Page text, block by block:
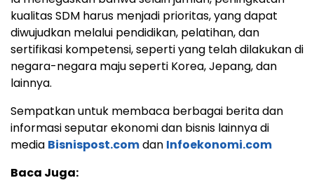
kualitas SDM harus menjadi prioritas, yang dapat
diwujudkan melalui pendidikan, pelatihan, dan
sertifikasi kompetensi, seperti yang telah dilakukan di
negara-negara maju seperti Korea, Jepang, dan
lainnya.
Sempatkan untuk membaca berbagai berita dan
informasi seputar ekonomi dan bisnis lainnya di
media Bisnispost.comdan Infoekonomi.com
Baca Juga: